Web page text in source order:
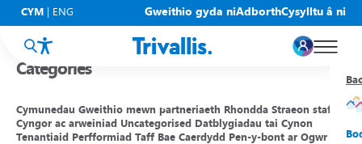
CYM ENG Gweithio gyda niAdborthCysylltu â ni
Blogs
Categories
Cymunedau Gweithio mewn partneriaeth Rhondda Straeon staff
Cyngor ac arweiniad Uncategorised Datblygiadau tai Cynon
Tenantiaid Perfformiad Taff Bae Caerdydd Pen-y-bont ar Ogwr